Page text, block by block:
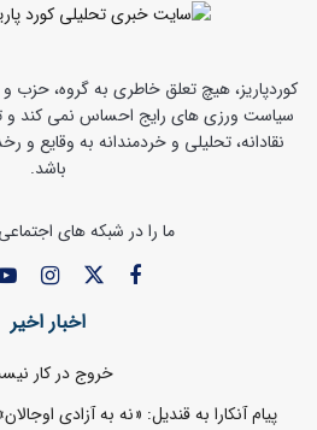
کوردپاریز، هیچ تعلق خاطری به گروه، حزب و
سیاست ورزی های رایج احساس نمی کند و
نقادانه، تحلیلی و خردمندانه به وقایع و
باشد.
ما را در شبکه های
اخبار اخیر
خروج در کار
پیام آنکارا به قندیل: «نه به آزادی